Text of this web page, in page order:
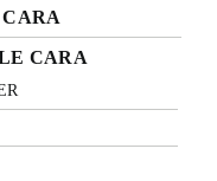
CARA